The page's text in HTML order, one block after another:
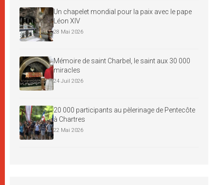
Un chapelet mondial pour la paix avec le pape
Léon XIV
28 Mai 2026
Mémoire de saint Charbel, le saint aux 30 000
miracles
24 Juil 2026
20 000 participants au pèlerinage de Pentecôte
à Chartres
22 Mai 2026